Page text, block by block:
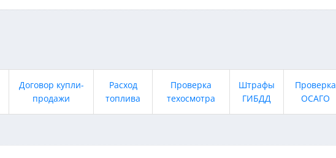
Договор купли-
продажи
Расход
топлива
Проверка
техосмотра
Штрафы
ГИБДД
Проверка
ОСАГО